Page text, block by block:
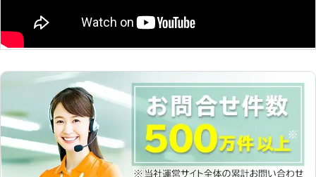
なっている原因は、スペック不足によ
るものがほとんどだと言われておりま
い。 弊社では、PCメモリやハードデ
ィスクなどの増設が可能です。増設作
業をすることでデータが保存できる容
量が増え、快適にPCを使うことが可
能です。 もしもパソコンの動作が重
くてお困りのときは、弊社にお任せく
ださい。快適に利用できるパソコンを
います。パソコンの故障箇所は自分で
ロに任せてくださいね。 ●遠方に住
ネットに接続されているパソコンであ
れば、遠隔操作で簡単な設定や使い方
のサポートをすることもできます。
「わざわざ来てもらうのはちょっ
と……」「簡単な操作方法を教えて欲
しいだけなんだけど」というときに
は、気軽に依頼できるのでおすすめで